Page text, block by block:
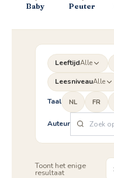
Baby Peuter
LeeftijdAlle
LeesniveauAlle
Taal NL FR
Auteur
Toont het enige
resultaat